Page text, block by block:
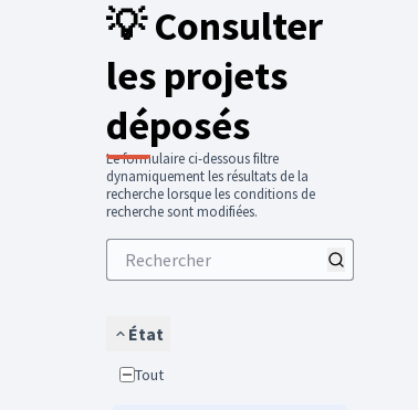
💡 Consulter
les projets
déposés
Le formulaire ci-dessous filtre
dynamiquement les résultats de la
recherche lorsque les conditions de
recherche sont modifiées.
État
Tout